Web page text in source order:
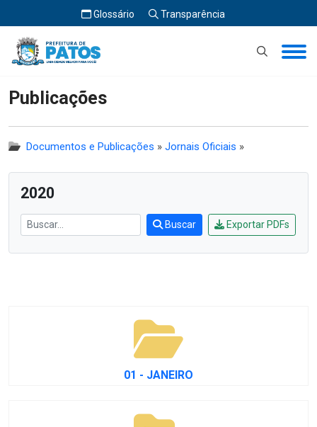
Glossário Transparência
Início Publicações
Publicações
Documentos e Publicações » Jornais Oficiais »
2020
Buscar Exportar PDFs
01 - JANEIRO